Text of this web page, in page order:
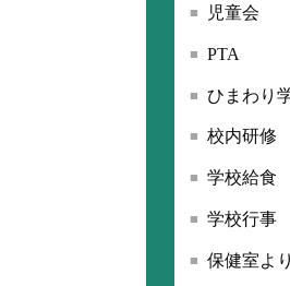
児童会
PTA
ひまわり
校内研修
学校給食
学校行事
保健室より